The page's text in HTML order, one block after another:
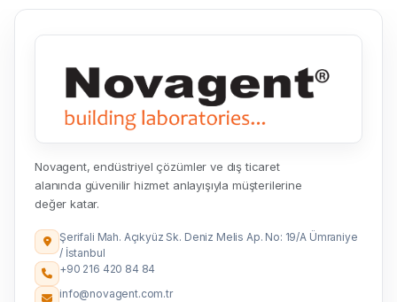
Novagent, endüstriyel çözümler ve dış ticaret
alanında güvenilir hizmet anlayışıyla müşterilerine
değer katar.
Şerifali Mah. Açıkyüz Sk. Deniz Melis Ap. No: 19/A Ümraniye
/ İstanbul
+90 216 420 84 84
info@novagent.com.tr